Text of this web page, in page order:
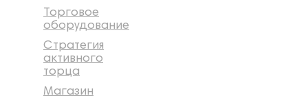
Торговое
оборудование
Стратегия
активного
торца
Магазин